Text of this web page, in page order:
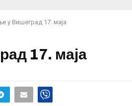
у Вишеград 17. маја
17. маја